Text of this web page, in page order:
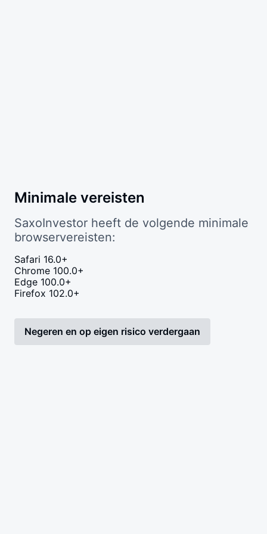
Minimale vereisten
SaxoInvestor heeft de volgende minimale
browservereisten:
Safari 16.0+
Chrome 100.0+
Edge 100.0+
Firefox 102.0+
Negeren en op eigen risico verdergaan